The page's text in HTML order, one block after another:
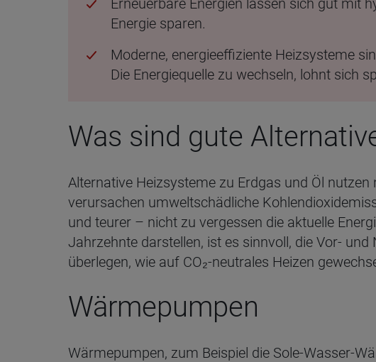
Erneuerbare Energien lassen sich gut mit
Energie sparen.
Moderne, energieeffiziente Heizsysteme
Die Energiequelle zu wechseln, lohnt sich
Was sind gute
Alternative Heizsysteme zu Erdgas und Öl
verursachen umweltschädliche
und teurer – nicht zu vergessen die aktuelle
Jahrzehnte darstellen, ist es sinnvoll, die Vor- und
überlegen, wie auf CO₂-neutrales Heizen
Wärmepumpen
Wärmepumpen, zum Beispiel die Sole-Wasser-